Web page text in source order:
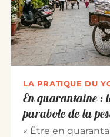
LA PRATIQUE DU
En quarantaine :
parabole de la
« Être en